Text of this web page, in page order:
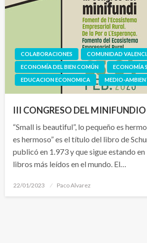
COLABORACIONES COMUNIDAD
ECONOMÍA DEL BIEN COMÚN
ECONOMÍA
EDUCACION ECONOMICA
MEDIO-
III CONGRESO DEL MINIFUNDIO
“Small is beautiful”, lo pequeño es
es hermoso” es el título del libro de
publicó en 1.973 y que sigue estando
libros más leídos en el mundo. El…
Publicado
22/01/2023 Paco Alvarez